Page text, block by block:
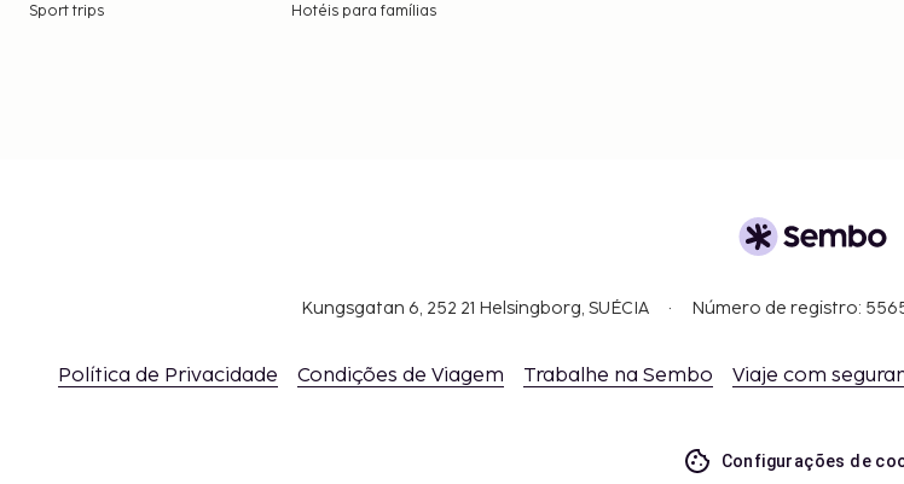
Sport trips Hotéis para famílias
Kungsgatan 6, 252 21 Helsingborg, SUÉCIA Número de registro:
Política de Privacidade Condições de Viagem Trabalhe na Sembo Viaje com
Configurações de